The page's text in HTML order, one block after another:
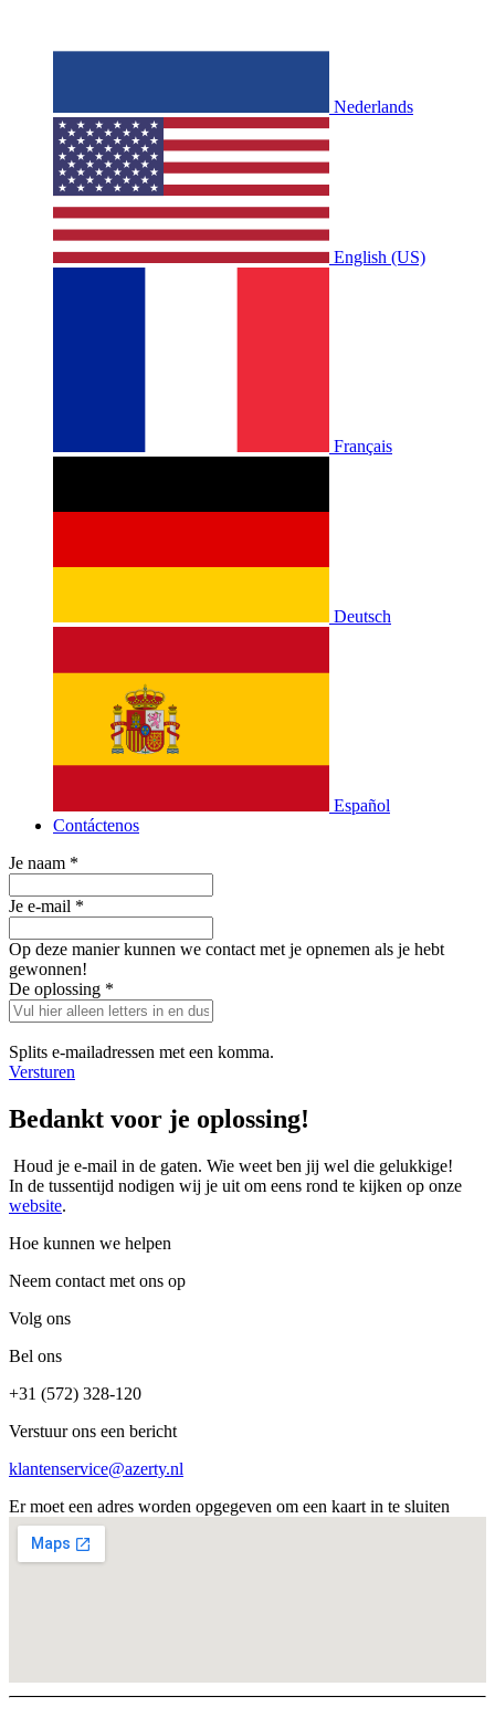
Nederlands
English (US)
Français
Deutsch
Español
Contáctenos
Je naam *
Je e-mail *
Op deze manier kunnen we contact met je opnemen als je hebt
gewonnen!
De oplossing *
Splits e-mailadressen met een komma.
Versturen
Bedankt voor je oplossing!
Houd je e-mail in de gaten. Wie weet ben jij wel die gelukkige!
In de tussentijd nodigen wij je uit om eens rond te kijken op onze
website.
Hoe kunnen we helpen
Neem contact met ons op
Volg ons
Bel ons
+31 (572) 328-120
Verstuur ons een bericht
klantenservice@azerty.nl
Er moet een adres worden opgegeven om een kaart in te sluiten